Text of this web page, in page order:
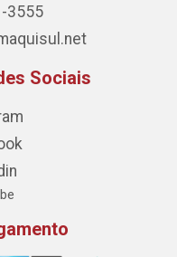
3555
Sociais